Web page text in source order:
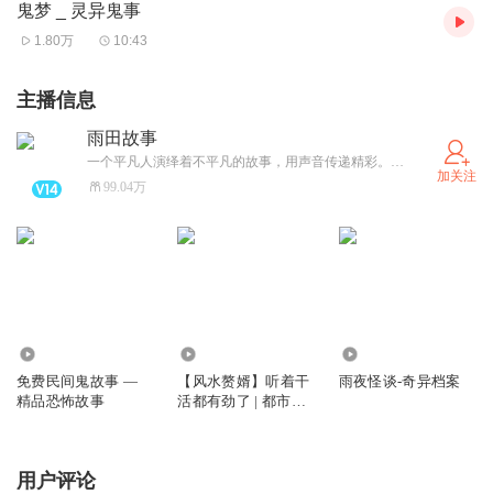
鬼梦 _ 灵异鬼事
1.80万 10:43
主播信息
雨田故事
一个平凡人演绎着不平凡的故事，用声音传递精彩。感恩你我的相遇，欢迎私信，评论必回。
99.04万
加关注
免费民间鬼故事 —
精品恐怖故事
【风水赘婿】听着干
活都有劲了 | 都市灵
雨夜怪谈-奇异档案
用户评论